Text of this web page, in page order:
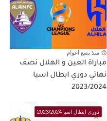
منذ بضع اعوام
مباراة العين و الهلال نصف
نهائي دوري ابطال اسيا
2023/2024
دوري ابطال اسيا 2023/2024